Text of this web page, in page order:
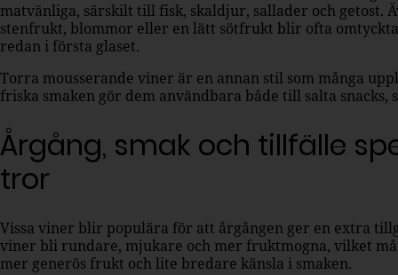
matvänliga, särskilt till fisk, skaldjur, sallader och getost.
stenfrukt, blommor eller en lätt sötfrukt blir ofta
redan i första glaset.
Torra mousserande viner är en annan stil som många
friska smaken gör dem användbara både till salta
Årgång, smak och tillfälle
tror
Vissa viner blir populära för att årgången ger en extra
viner bli rundare, mjukare och mer fruktmogna, vilket
mer generös frukt och lite bredare känsla i smaken.